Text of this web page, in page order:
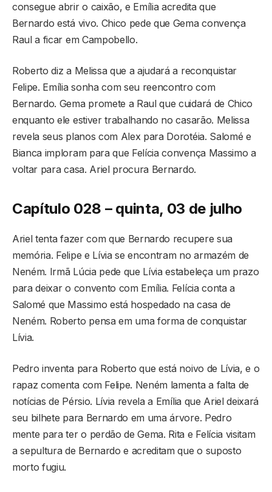
consegue abrir o caixão, e Emília acredita que
Bernardo está vivo. Chico pede que Gema convença
Raul a ficar em Campobello.
Roberto diz a Melissa que a ajudará a reconquistar
Felipe. Emília sonha com seu reencontro com
Bernardo. Gema promete a Raul que cuidará de Chico
enquanto ele estiver trabalhando no casarão. Melissa
revela seus planos com Alex para Dorotéia. Salomé e
Bianca imploram para que Felícia convença Massimo a
voltar para casa. Ariel procura Bernardo.
Capítulo 028 – quinta, 03 de julho
Ariel tenta fazer com que Bernardo recupere sua
memória. Felipe e Lívia se encontram no armazém de
Neném. Irmã Lúcia pede que Lívia estabeleça um prazo
para deixar o convento com Emília. Felícia conta a
Salomé que Massimo está hospedado na casa de
Neném. Roberto pensa em uma forma de conquistar
Lívia.
Pedro inventa para Roberto que está noivo de Lívia, e o
rapaz comenta com Felipe. Neném lamenta a falta de
notícias de Pérsio. Lívia revela a Emília que Ariel deixará
seu bilhete para Bernardo em uma árvore. Pedro
mente para ter o perdão de Gema. Rita e Felícia visitam
a sepultura de Bernardo e acreditam que o suposto
morto fugiu.